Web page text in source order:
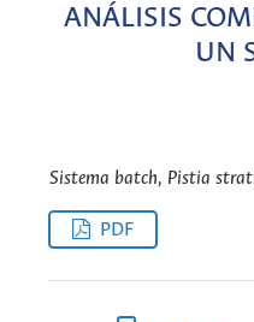
ANÁLISIS
UN
Sistema batch, Pistia
PDF